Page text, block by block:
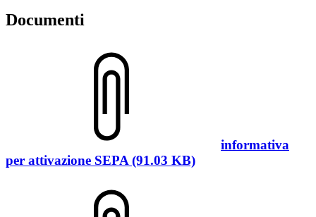
Documenti
informativa
per attivazione SEPA (91.03 KB)